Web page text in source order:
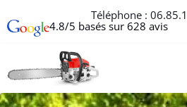
Téléphone :
4.8/5 basés sur 628 avis